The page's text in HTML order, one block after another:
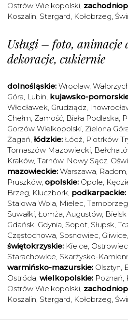
Ostrów Wielkopolski,
Koszalin, Stargard, Kołobrzeg,
Usługi – foto, animacje
dekoracje, cukiernie
dolnośląskie: Wrocław,
Góra, Lubin, kujawsko-
Włocławek, Grudziądz,
Chełm, Zamość, Biała Podlaska,
Gorzów Wielkopolski, Zielona
Żagań, łódzkie: Łódź, Piotrków
Tomaszów Mazowiecki,
Kraków, Tarnów, Nowy Sącz,
mazowieckie: Warszawa, Radom,
Pruszków, opolskie: Opole,
Brzeg, Kluczbork, podkarpackie:
Stalowa Wola, Mielec, Tarnobrzeg
Suwałki, Łomża, Augustów,
Gdańsk, Gdynia, Sopot, Słupsk,
Częstochowa, Sosnowiec, Gliwice,
świętokrzyskie: Kielce,
Starachowice, Skarżysko-
warmińsko-mazurskie: Olsztyn,
Ostróda, wielkopolskie: Poznań,
Ostrów Wielkopolski,
Koszalin, Stargard, Kołobrzeg,